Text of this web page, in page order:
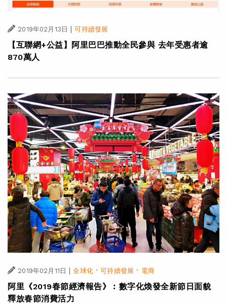
2019年02月13日 | 可持續發展
【互聯網+公益】阿里巴巴推動全民參與 去年受惠者逾
870萬人
2019年02月11日 | 全球化·可持續發展 · 電商
阿里《2019春節經濟報告》︰數字化煥發全新節日面貌
釋放春節消費活力